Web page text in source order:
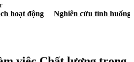
hoạt động Nghiên cứu tình huống